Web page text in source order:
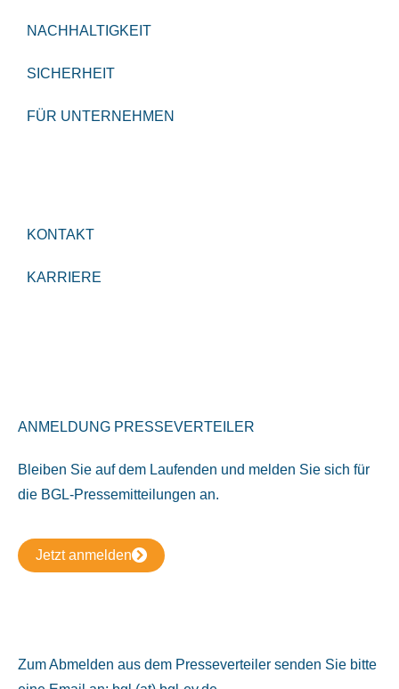
NACHHALTIGKEIT
SICHERHEIT
FÜR UNTERNEHMEN
KONTAKT
KARRIERE
ANMELDUNG PRESSEVERTEILER
Bleiben Sie auf dem Laufenden und melden Sie sich für
die BGL-Pressemitteilungen an.
Jetzt anmelden
Zum Abmelden aus dem Presseverteiler senden Sie bitte